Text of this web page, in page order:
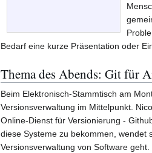
Bedarf eine kurze Präsentation oder
Thema des Abends: Git für
Beim Elektronisch-Stammtisch am
Versionsverwaltung im Mittelpunkt.
Online-Dienst für Versionierung -
diese Systeme zu bekommen, wendet
Versionsverwaltung von Software geht.